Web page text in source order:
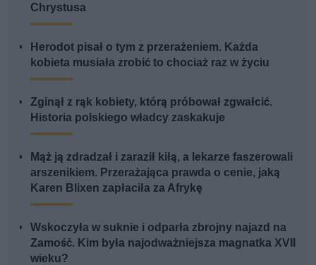
Chrystusa
Herodot pisał o tym z przerażeniem. Każda
kobieta musiała zrobić to chociaż raz w życiu
Zginął z rąk kobiety, którą próbował zgwałcić.
Historia polskiego władcy zaskakuje
Mąż ją zdradzał i zaraził kiłą, a lekarze faszerowali
arszenikiem. Przerażająca prawda o cenie, jaką
Karen Blixen zapłaciła za Afrykę
Wskoczyła w suknie i odparła zbrojny najazd na
Zamość. Kim była najodważniejsza magnatka XVII
wieku?